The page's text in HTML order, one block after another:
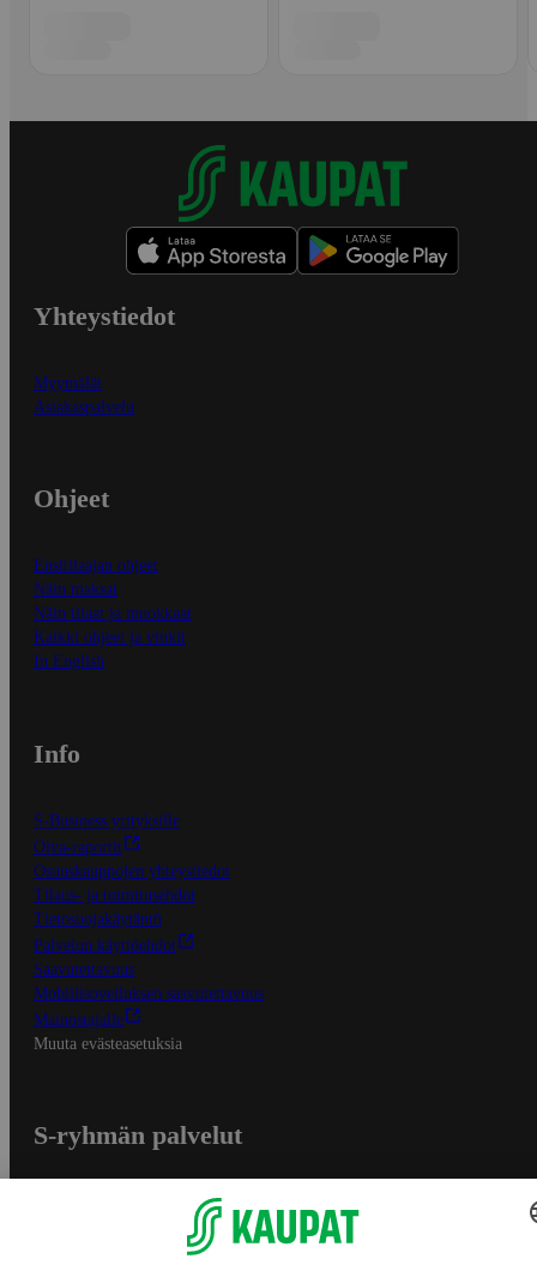
Yhteystiedot
Myymälät
Asiakaspalvelu
Ohjeet
Ensitilaajan ohjeet
Näin maksat
Näin tilaat ja muokkaat
Kaikki ohjeet ja vinkit
In English
Info
S-Business yrityksille
Oiva-raportit
Osuuskauppojen yhteystiedot
Tilaus- ja toimitusehdot
Tietosuojakäytäntö
Palvelun käyttöehdot
Saavutettavuus
Mobiilisovelluksen saavutettavuus
Mainostajalle
Muuta evästeasetuksia
S-ryhmän palvelut
Yhteishyvä Ruoka -sovellus